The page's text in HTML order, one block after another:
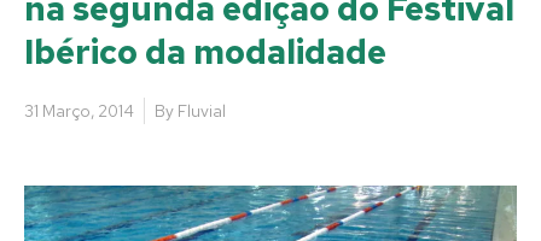
Ibérico da modalidade
31 Março, 2014 By Fluvial